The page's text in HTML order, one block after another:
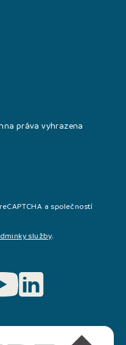
práva vyhrazena
a společností
služby.